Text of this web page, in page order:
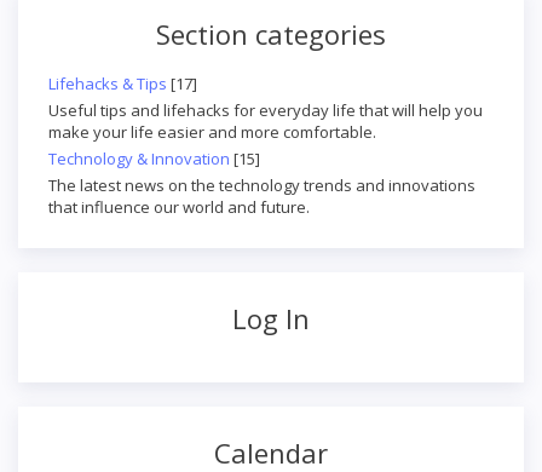
Section categories
Lifehacks & Tips [17]
Useful tips and lifehacks for everyday life that will help you
make your life easier and more comfortable.
Technology & Innovation [15]
The latest news on the technology trends and innovations
that influence our world and future.
Log In
Calendar